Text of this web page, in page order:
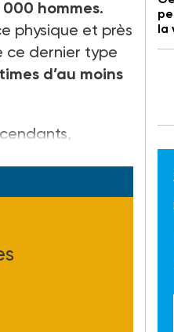
hommes.
physique et près
ce dernier type
d’au moins
la